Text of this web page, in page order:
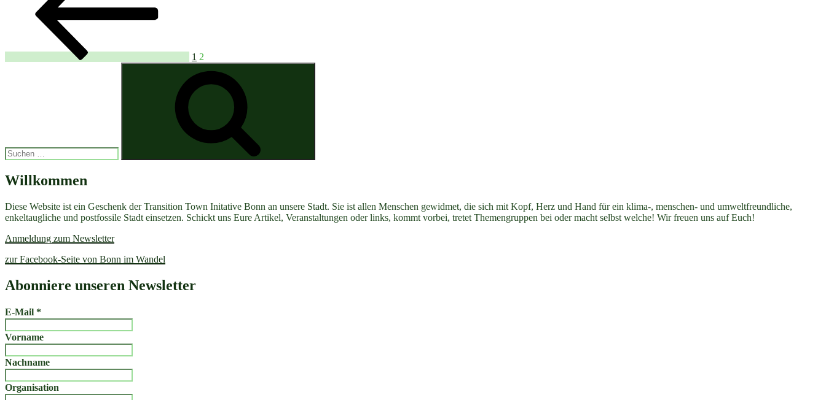
Kommentar“
Beiträge
1 2
Willkommen
Diese Website ist ein Geschenk der Transition Town Initative Bonn an unsere Stadt. Sie ist allen Menschen gewidmet, die sich mit Kopf, Herz und Hand für ein klima-, menschen- und umweltfreundliche,
enkeltaugliche und postfossile Stadt einsetzen. Schickt uns Eure Artikel, Veranstaltungen oder links, kommt vorbei, tretet Themengruppen bei oder macht selbst welche! Wir freuen uns auf Euch!
Anmeldung zum Newsletter
zur Facebook-Seite von Bonn im Wandel
Abonniere unseren Newsletter
E-Mail *
Vorname
Nachname
Organisation